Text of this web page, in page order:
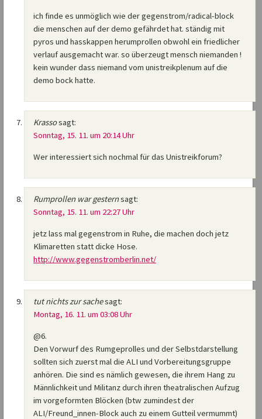
ich finde es unmöglich wie der gegenstrom/radical-block
die menschen auf der demo gefährdet hat. ständig mit
pyros und hasskappen herumprollen obwohl ein friedlicher
verlauf ausgemacht war. so überzeugt mensch niemanden !
kein wunder dass niemand vom unistreikplenum auf die
demo bock hatte.
Krassosagt:
Sonntag, 15. 11. um 20:14 Uhr
Wer interessiert sich nochmal für das Unistreikforum?
Rumprollen war gesternsagt:
Sonntag, 15. 11. um 22:27 Uhr
jetz lass mal gegenstrom in Ruhe, die machen doch jetz
Klimaretten statt dicke Hose.
http://www.gegenstromberlin.net/
tut nichts zur sachesagt:
Montag, 16. 11. um 03:08 Uhr
@6.
Den Vorwurf des Rumgeprolles und der Selbstdarstellung
sollten sich zuerst mal die ALI und Vorbereitungsgruppe
anhören. Die sind es nämlich gewesen, die ihrem Hang zu
Männlichkeit und Militanz durch ihren theatralischen Aufzug
im vorgeformten Blöcken (btw zumindest der
ALI/Freund_innen-Block auch zu einem Gutteil vermummt)